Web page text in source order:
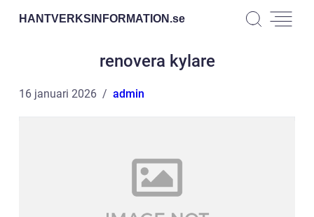
HANTVERKSINFORMATION.se
renovera kylare
16 januari 2026 admin